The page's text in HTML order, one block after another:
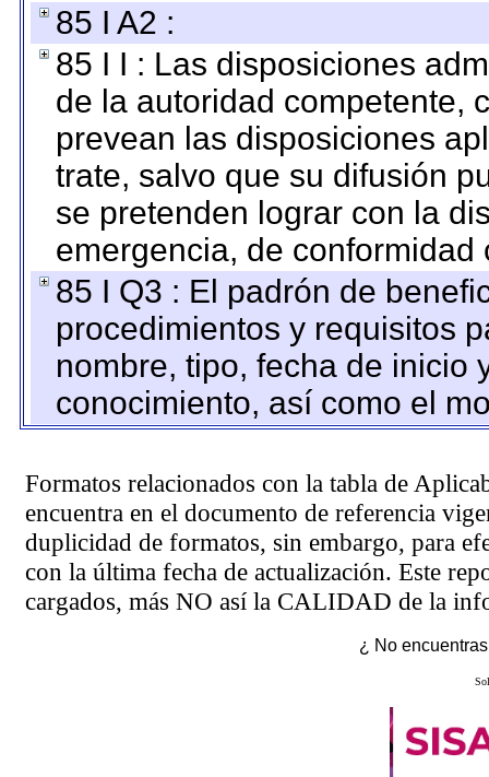
85 I A2 :
85 I I : Las disposiciones
de la autoridad competente,
prevean las disposiciones
trate, salvo que su difusión
se pretenden lograr con la
emergencia, de
85 I Q3 : El padrón de
procedimientos y requisitos
nombre, tipo, fecha de inicio
conocimiento, así como el
Formatos relacionados con la tabla de
encuentra en el documento de referencia
duplicidad de formatos, sin embargo, para
con la última fecha de actualización. Este
cargados, más NO así la CALIDAD de la
¿ No